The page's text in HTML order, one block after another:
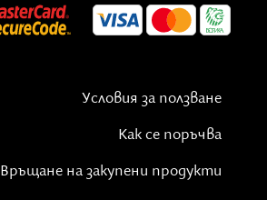
Условия за ползване
Как се поръчва
Връщане на закупени продукти